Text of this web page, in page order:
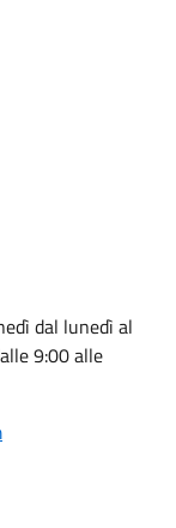
dal lunedì al
9:00 alle